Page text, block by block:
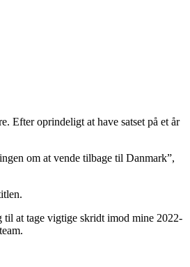
Efter oprindeligt at have satset på et år
om at vende tilbage til Danmark”,
til at tage vigtige skridt imod mine 2022-